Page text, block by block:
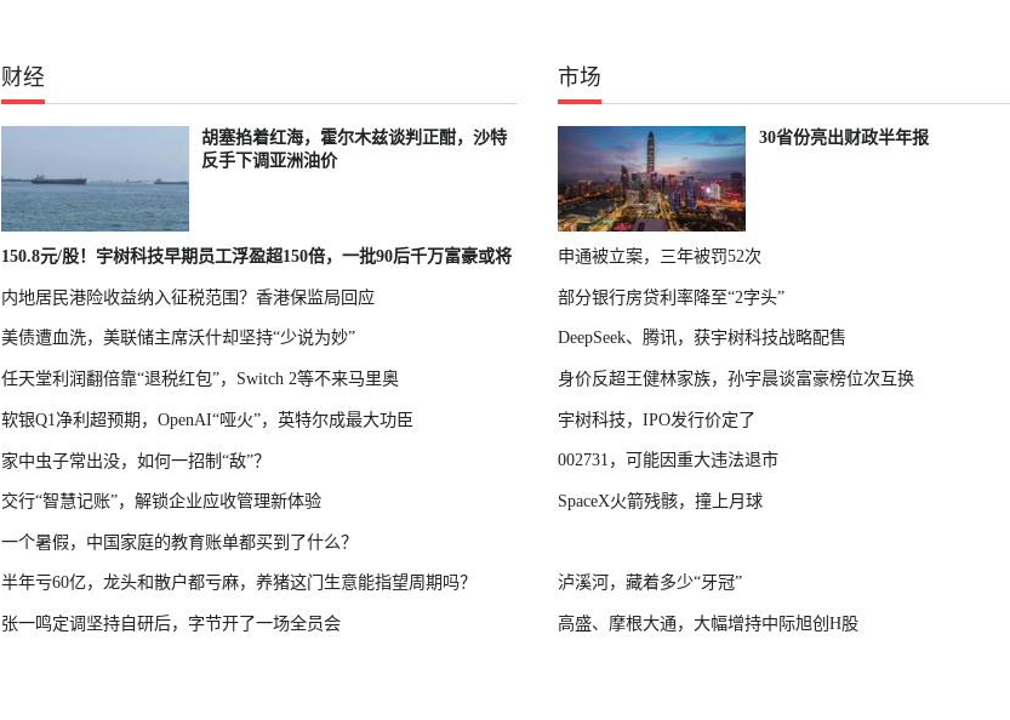
财经
胡塞掐着红海，霍尔木兹谈判正酣，沙特
反手下调亚洲油价
150.8元/股！宇树科技早期员工浮盈超150倍，一批90后千万富豪或将
诞生
内地居民港险收益纳入征税范围？香港保监局回应
美债遭血洗，美联储主席沃什却坚持“少说为妙”
任天堂利润翻倍靠“退税红包”，Switch 2等不来马里奥
软银Q1净利超预期，OpenAI“哑火”，英特尔成最大功臣
家中虫子常出没，如何一招制“敌”？
交行“智慧记账”，解锁企业应收管理新体验
一个暑假，中国家庭的教育账单都买到了什么？
半年亏60亿，龙头和散户都亏麻，养猪这门生意能指望周期吗？
张一鸣定调坚持自研后，字节开了一场全员会
市场
30省份亮出财政半年报
申通被立案，三年被罚52次
部分银行房贷利率降至“2字头”
DeepSeek、腾讯，获宇树科技战略配售
身价反超王健林家族，孙宇晨谈富豪榜位次互换
宇树科技，IPO发行价定了
002731，可能因重大违法退市
SpaceX火箭残骸，撞上月球
泸溪河，藏着多少“牙冠”
高盛、摩根大通，大幅增持中际旭创H股